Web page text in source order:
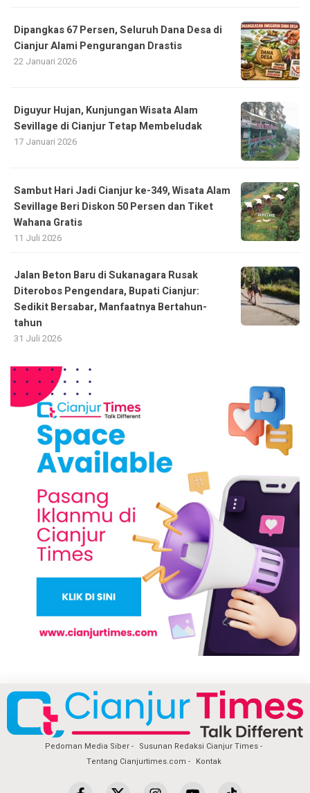
Dipangkas 67 Persen, Seluruh Dana Desa di
Cianjur Alami Pengurangan Drastis
22 Januari 2026
Diguyur Hujan, Kunjungan Wisata Alam
Sevillage di Cianjur Tetap Membeludak
17 Januari 2026
Sambut Hari Jadi Cianjur ke-349, Wisata Alam
Sevillage Beri Diskon 50 Persen dan Tiket
Wahana Gratis
11 Juli 2026
Jalan Beton Baru di Sukanagara Rusak
Diterobos Pengendara, Bupati Cianjur:
Sedikit Bersabar, Manfaatnya Bertahun-
tahun
31 Juli 2026
Pedoman Media Siber
Susunan Redaksi Cianjur Times
Tentang Cianjurtimes.com
Kontak